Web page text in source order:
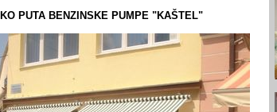
PUTA BENZINSKE PUMPE "KAŠTEL"